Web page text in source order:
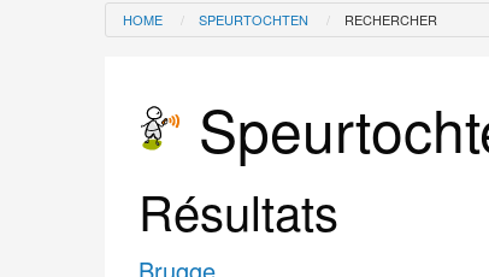
HOME SPEURTOCHTEN RECHERCHER
Résultats